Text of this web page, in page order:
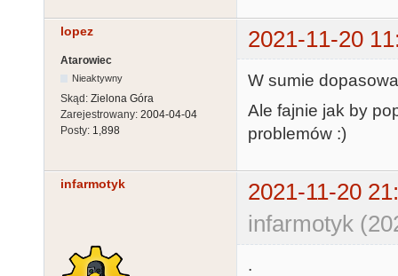
lopez 2021-11-20
Atarowiec
Nieaktywny
Skąd: Zielona Góra
Zarejestrowany: 2004-04-04
Posty: 1,898
W sumie
Ale fajnie jak by
problemów :)
infarmotyk
2021-11-20
infarmotyk
.